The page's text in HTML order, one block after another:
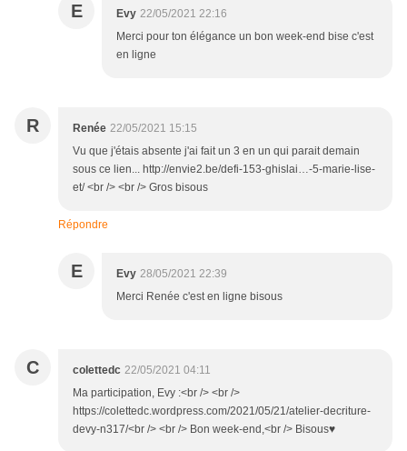
E Evy 22/05/2021 22:16
Merci pour ton élégance un bon week-end bise c'est
en ligne
R Renée 22/05/2021 15:15
Vu que j'étais absente j'ai fait un 3 en un qui parait demain
sous ce lien... http://envie2.be/defi-153-ghislai…-5-marie-lise-
et/ <br /> <br /> Gros bisous
Répondre
E Evy 28/05/2021 22:39
Merci Renée c'est en ligne bisous
C colettedc 22/05/2021 04:11
Ma participation, Evy :<br /> <br />
https://colettedc.wordpress.com/2021/05/21/atelier-decriture-
devy-n317/<br /> <br /> Bon week-end,<br /> Bisous♥